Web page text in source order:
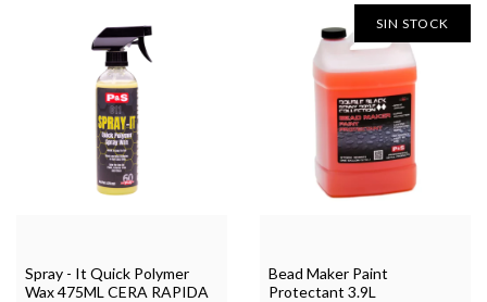
Spray - It Quick Polymer
Wax 475ML CERA RAPIDA
SIN STOCK
Bead Maker Paint
Protectant 3.9L